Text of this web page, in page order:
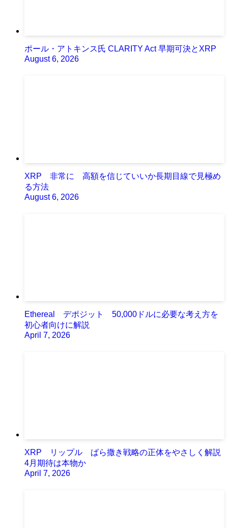
ポール・アトキンス氏 CLARITY Act 早期可決とXRP
August 6, 2026
XRP 非常に 高額を信じていいか長期目線で見極め
る方法
August 6, 2026
Ethereal デポジット 50,000ドルに必要な考え方を
初心者向けに解説
April 7, 2026
XRP リップル ばら撒き戦略の正体をやさしく解説
4月期待は本物か
April 7, 2026